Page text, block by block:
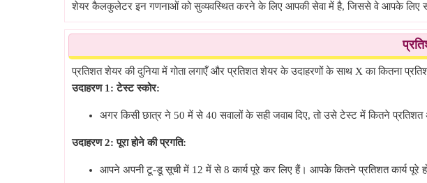
विपरीत प्रतिशत कैलकुलेटर
(कितने में से Y, P% है?)
(X में से कितना P% है?)
प्रतिशत अनुपात कैलकुलेटर
(X में से Y कितने % है?)
शेयर कैलकुलेटर इन गणनाओं को सुव्यवस्थित करने के लिए आपकी सेवा में है, जिससे वे आपके लिए
प्रतिशत शेयर की दुनिया में गोता लगाएँ और प्रतिशत शेयर के उदाहरणों के साथ X का कितना
उदाहरण 1: टेस्ट स्कोर:
अगर किसी छात्र ने 50 में से 40 सवालों के सही जवाब दिए, तो उसे टेस्ट में कितने
उदाहरण 2: पूरा होने की प्रगति:
आपने अपनी टू-डू सूची में 12 में से 8 कार्य पूरे कर लिए हैं। आपके कितने प्रतिशत कार्य पूरे